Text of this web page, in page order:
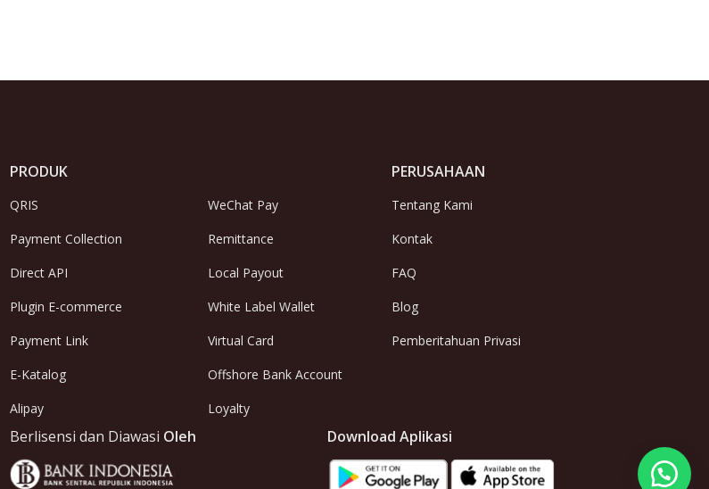
PRODUK
QRIS
Payment Collection
Direct API
Plugin E-commerce
Payment Link
E-Katalog
Alipay
WeChat Pay
Remittance
Local Payout
White Label Wallet
Virtual Card
Offshore Bank Account
Loyalty
PERUSAHAAN
Tentang Kami
Kontak
FAQ
Blog
Pemberitahuan Privasi
Berlisensi dan Diawasi Oleh Download Aplikasi